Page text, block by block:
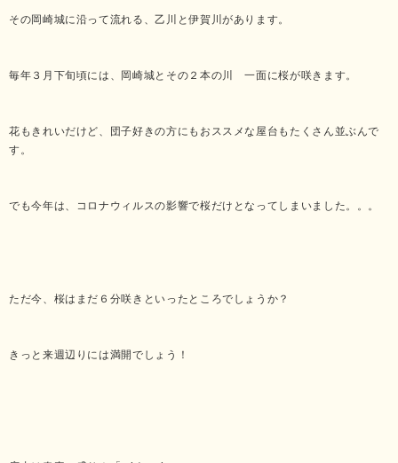
その岡崎城に沿って流れる、乙川と伊賀川があります。
毎年３月下旬頃には、岡崎城とその２本の川 一面に桜が咲きます。
花もきれいだけど、団子好きの方にもおススメな屋台もたくさん並ぶんで
す。
でも今年は、コロナウィルスの影響で桜だけとなってしまいました。。。
ただ今、桜はまだ６分咲きといったところでしょうか？
きっと来週辺りには満開でしょう！